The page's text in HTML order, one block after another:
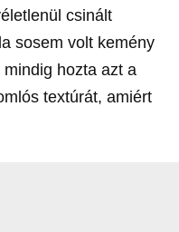
csinált
sosem volt kemény
hozta azt a
textúrát, amiért